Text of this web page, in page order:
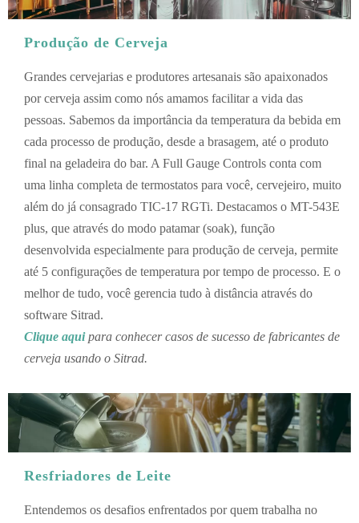
Produção de Cerveja
Grandes cervejarias e produtores artesanais são apaixonados
por cerveja assim como nós amamos facilitar a vida das
pessoas. Sabemos da importância da temperatura da bebida em
cada processo de produção, desde a brasagem, até o produto
final na geladeira do bar. A Full Gauge Controls conta com
uma linha completa de termostatos para você, cervejeiro, muito
além do já consagrado TIC-17 RGTi. Destacamos o MT-543E
plus, que através do modo patamar (soak), função
desenvolvida especialmente para produção de cerveja, permite
até 5 configurações de temperatura por tempo de processo. E o
melhor de tudo, você gerencia tudo à distância através do
software Sitrad.
Clique aquipara conhecer casos de sucesso de fabricantes de
cerveja usando o Sitrad.
Resfriadores de Leite
Entendemos os desafios enfrentados por quem trabalha no